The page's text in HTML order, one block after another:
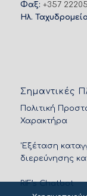
Φαξ: +357
Ηλ.
Σημαντικές
Πολιτική
Χαρακτήρα
'Εξέταση
διερεύνησης
RIF’s Chatbot